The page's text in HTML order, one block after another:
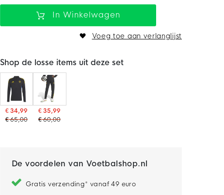
In Winkelwagen
Voeg toe aan verlanglijst
Shop de losse items uit deze set
€ 34,99
€ 65,00
€ 35,99
€ 60,00
De voordelen van Voetbalshop.nl
Gratis verzending* vanaf 49 euro